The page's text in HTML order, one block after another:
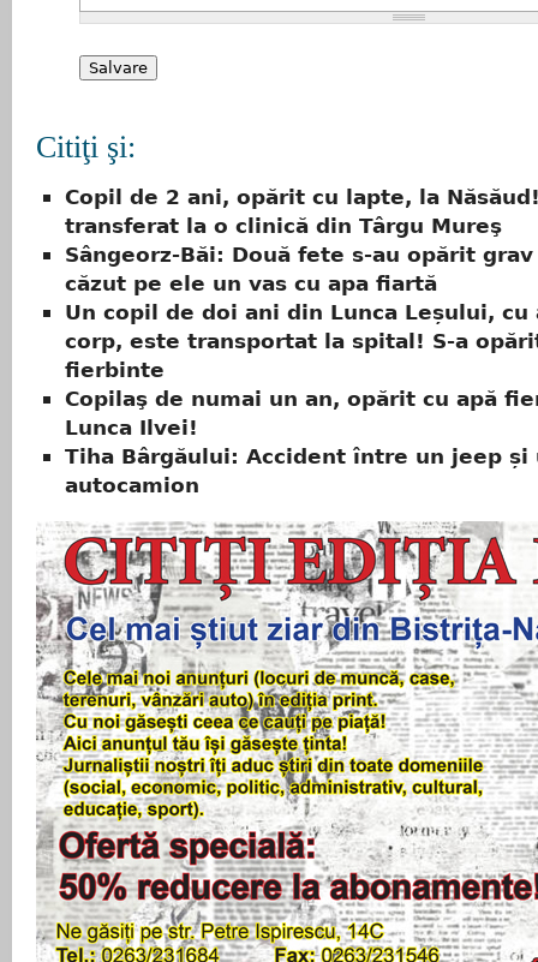
Citiţi şi:
Copil de 2 ani, opărit cu lapte, la
transferat la o clinică din Târgu Mureş
Sângeorz-Băi: Două fete s-au opărit grav
căzut pe ele un vas cu apa fiartă
Un copil de doi ani din Lunca Leșului, cu
corp, este transportat la spital! S-a
fierbinte
Copilaş de numai un an, opărit cu apă
Lunca Ilvei!
Tiha Bârgăului: Accident între un jeep și
autocamion